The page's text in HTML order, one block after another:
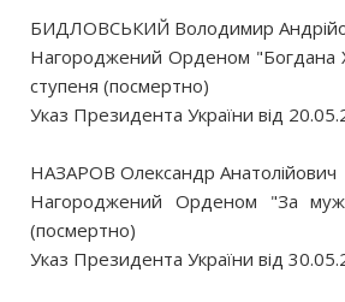
БИДЛОВСЬКИЙ Володимир
Нагороджений Орденом "Богдана
ступеня (посмертно)
Указ Президента України від
НАЗАРОВ Олександр Анатолійович
Нагороджений Орденом "За
(посмертно)
Указ Президента України від